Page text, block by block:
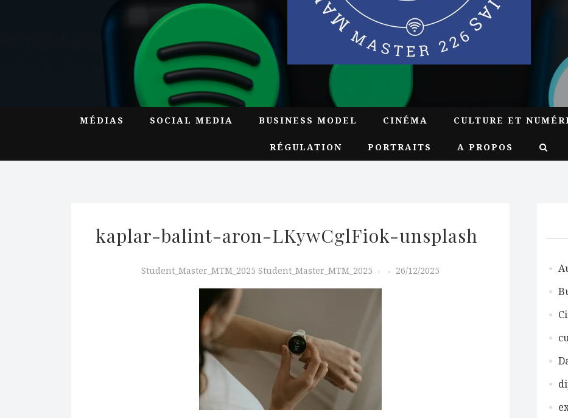
MÉDIAS SOCIAL MEDIA BUSINESS MODEL CINÉMA CULTURE ET
RÉGULATION PORTRAITS A PROPOS
kaplar-balint-aron-LKywCglFiok-unsplash
Student_Master_MTM_2025 Student_Master_MTM_2025 26/12/2025